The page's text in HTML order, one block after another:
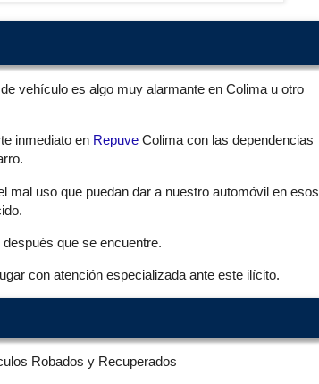
vehículo es algo muy alarmante en Colima u otro
inmediato en Repuve Colima con las dependencias
mal uso que puedan dar a nuestro automóvil en esos
que se encuentre.
con atención especializada ante este ilícito.
Robados y Recuperados